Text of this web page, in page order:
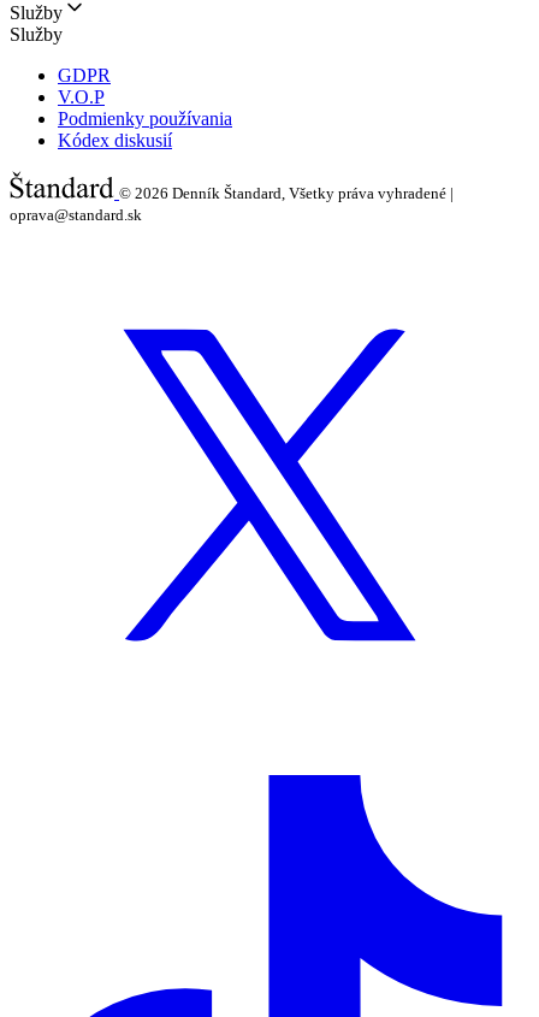
Služby
Služby
GDPR
V.O.P
Podmienky používania
Kódex diskusií
© 2026 Denník Štandard, Všetky práva vyhradené |
oprava@standard.sk